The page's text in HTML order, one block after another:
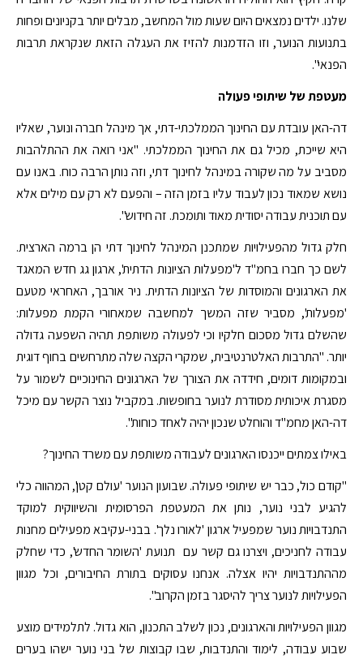
שלנו. ילדים נמצאים היום שעות מול המחשב, מבלים יותר בקניונים ופחות
בתנועות הנוער, וזו הזדמנות להזיז את העגלה הזאת שנקראת תרבות
הפנאי".
מעטפת של שיתופי פעולה
דה-האן עובדת עם החינוך הממלכתי-דתי, אך מינהל חברה ונוער, שאליו
היא שייכת, מכיל גם את החינוך הממלכתי. "אני רואה את ההתלהבות
מסביב על מה שקורה במינהל לחינוך דתי, וזה נותן הרבה כוח. באנו עם
נושא שמאוד נכון לעבוד עליו בזמן הזה – והפעם לא רק עם מילים אלא
עם תוכנית עבודה יסודית מאוד ותומכת. זה חידוש".
חלק גדול מהפעילויות שמתכנן המינהל לחינוך דתי הן ברמה הארצית.
לשם כך חברו בחמ"ד ל'מפעלות הציונות הדתית', ארגון גג חדש המאגד
את הארגונים והמוסדות של הציונות הדתית. ניר אורבך, האחראי מטעם
'מפעלות', מסביר שזה המשך למחשבה שמאחורי הקמת מפעלות:
שהשלם גדול מסכום חלקיו וכי לפעולה משותפת תהיה השפעה גדולה
יותר. "התרבות האלטרנטיבית, שמקרי הקצה שלה מתרחשים בחוף דוגית
ובמקומות דומים, חידדה את הצורך של הארגונים החינוכיים לשמור על
מסגרת איכותית מסודרת לנוער בחופשות. במקביל נוצר הקשר עם מיכל
דה-האן מחמ"ד והוחלט שנכון יהיה לאחד כוחות".
באילו צמתים ייכנסו הארגונים לעבודה משותפת עם משרד החינוך?
"קודם כול, כבר יש שיתופי פעולה. שבועון הנוער 'עולם קטן', המהווה כלי
להגיע לבני נוער, נותן את המעטפת הפרסומית והשיווקית למוקד
התנדבויות נוער שמפעיל ארגון 'לאורו נלך'. בבני-עקיבא מפעילים מחנות
עבודה לחניכים, ויצרנו גם קשר עם תנועת 'השומר החדש', כדי שחלק
מההתנדבויות יהיו אצלה. אנחנו עסוקים בתורת החיבורים, וכל מגוון
הפעילויות לנוער צריך להיסגר בזמן הקרוב".
מגוון הפעילויות והארגונים, נכון לשלב התכנון, הוא גדול. לתלמידים מוצע
שבוע עבודה, לימוד והתנדבות, שבו קבוצות של בני נוער ישהו בערים